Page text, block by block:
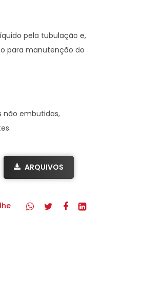
pela tubulação e,
para manutenção do
não embutidas,
ARQUIVOS